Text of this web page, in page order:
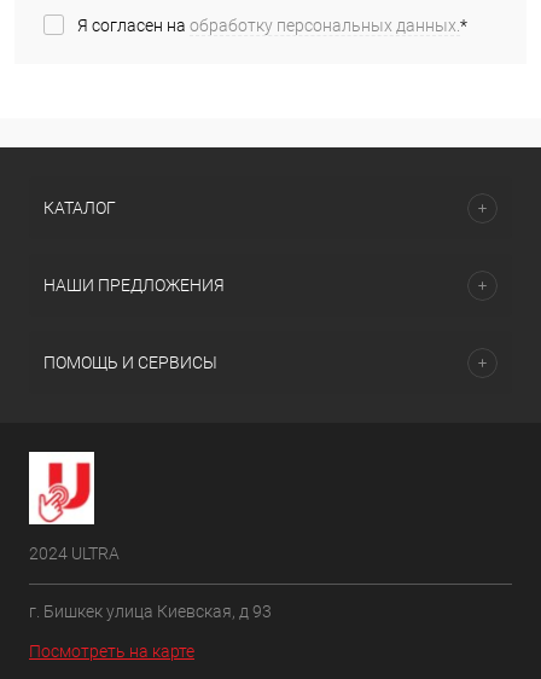
Я согласен на обработку персональных данных.*
КАТАЛОГ
НАШИ ПРЕДЛОЖЕНИЯ
ПОМОЩЬ И СЕРВИСЫ
2024 ULTRA
г. Бишкек улица Киевская, д 93
Посмотреть на карте